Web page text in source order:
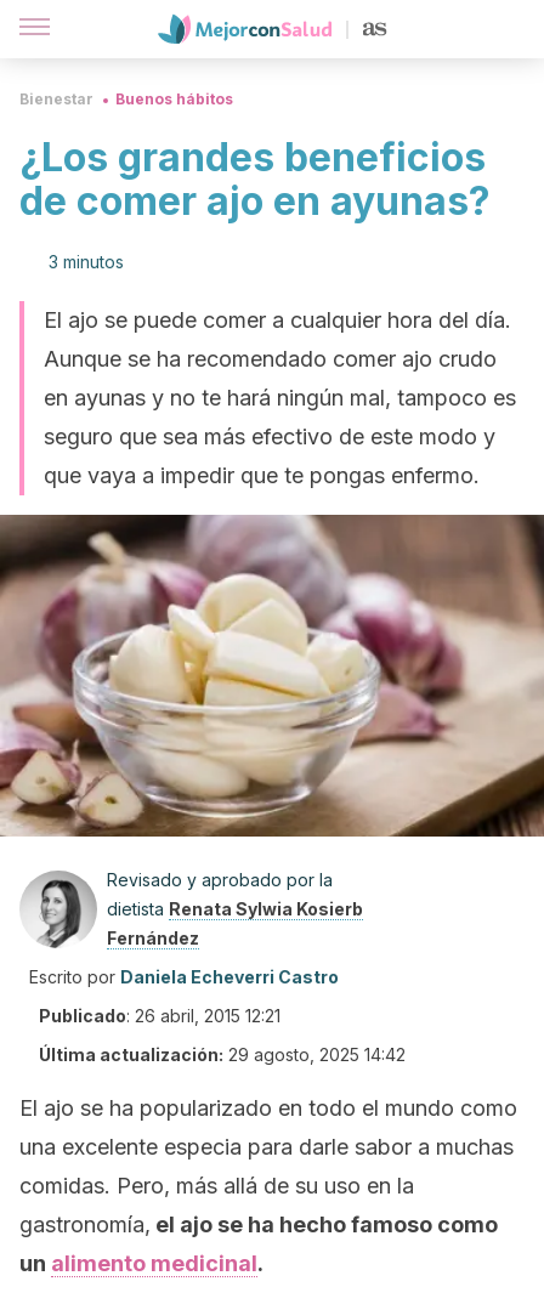
Bienestar Buenos hábitos
¿Los grandes beneficios
de comer ajo en ayunas?
3 minutos
El ajo se puede comer a cualquier hora del día.
Aunque se ha recomendado comer ajo crudo
en ayunas y no te hará ningún mal, tampoco es
seguro que sea más efectivo de este modo y
que vaya a impedir que te pongas enfermo.
Revisado y aprobado por la
dietista Renata Sylwia Kosierb
Fernández
Escrito por Daniela Echeverri Castro
Publicado: 26 abril, 2015 12:21
Última actualización: 29 agosto, 2025 14:42
El ajo se ha popularizado en todo el mundo como
una excelente especia para darle sabor a muchas
comidas. Pero, más allá de su uso en la
gastronomía, el ajo se ha hecho famoso como
un alimento medicinal.